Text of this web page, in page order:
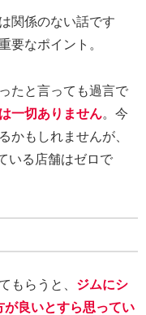
関係のない話です
要なポイント。
たと言っても過言で
一切ありません。今
かもしれませんが、
いる店舗はゼロで
もらうと、 ジムにシ
が良いとすら思ってい